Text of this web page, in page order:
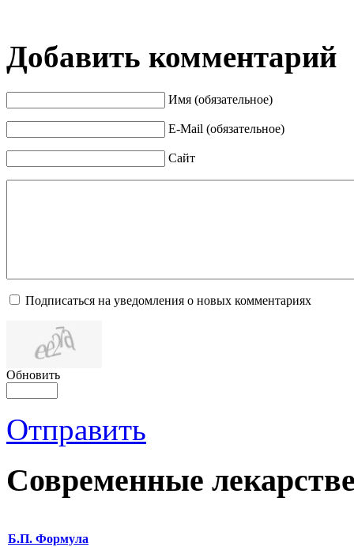
Добавить комментарий
Имя (обязательное)
E-Mail (обязательное)
Сайт
Подписаться на уведомления о новых комментариях
Обновить
Отправить
Современные
Б.П. Формула